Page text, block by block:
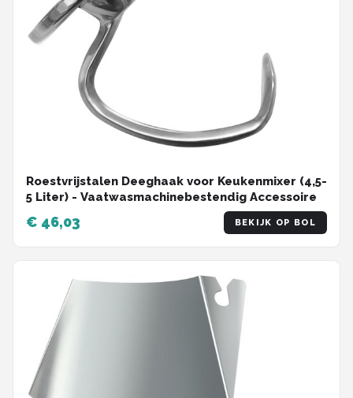
Roestvrijstalen Deeghaak voor Keukenmixer (4,5-
5 Liter) - Vaatwasmachinebestendig Accessoire
€ 46,03 BEKIJK OP BOL